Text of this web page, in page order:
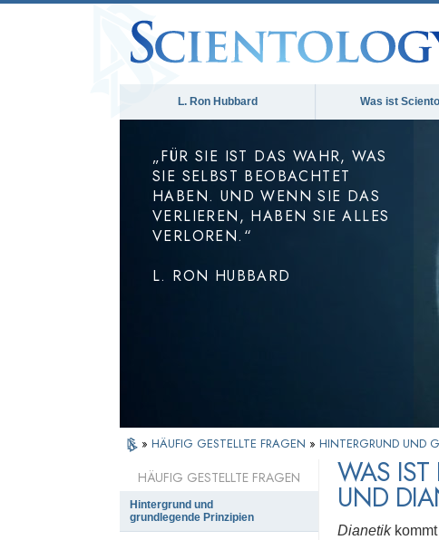
L. Ron Hubbard Was ist
„FÜR SIE IST DAS WAHR, WAS
SIE SELBST BEOBACHTET
HABEN. UND WENN SIE DAS
VERLIEREN, HABEN SIE ALLES
VERLOREN.“
L. RON HUBBARD
» HÄUFIG GESTELLTE FRAGEN » HINTERGRUND UND
WAS IST
UND
Dianetikkommt
HÄUFIG GESTELLTE FRAGEN
Hintergrund und
grundlegende Prinzipien